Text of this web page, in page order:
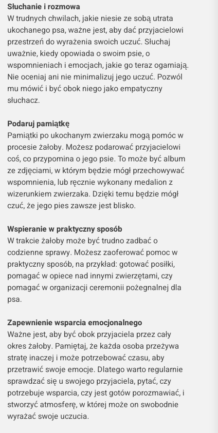
Słuchanie i rozmowa
W trudnych chwilach, jakie niesie ze sobą utrata
ukochanego psa, ważne jest, aby dać przyjacielowi
przestrzeń do wyrażenia swoich uczuć. Słuchaj
uważnie, kiedy opowiada o swoim psie, o
wspomnieniach i emocjach, jakie go teraz ogarniają.
Nie oceniaj ani nie minimalizuj jego uczuć. Pozwól
mu mówić i być obok niego jako empatyczny
słuchacz.
Podaruj pamiątkę
Pamiątki po ukochanym zwierzaku mogą pomóc w
procesie żałoby. Możesz podarować przyjacielowi
coś, co przypomina o jego psie. To może być album
ze zdjęciami, w którym będzie mógł przechowywać
wspomnienia, lub ręcznie wykonany medalion z
wizerunkiem zwierzaka. Dzięki temu będzie mógł
czuć, że jego pies zawsze jest blisko.
Wspieranie w praktyczny sposób
W trakcie żałoby może być trudno zadbać o
codzienne sprawy. Możesz zaoferować pomoc w
praktyczny sposób, na przykład: gotować posiłki,
pomagać w opiece nad innymi zwierzętami, czy
pomagać w organizacji ceremonii pożegnalnej dla
psa.
Zapewnienie wsparcia emocjonalnego
Ważne jest, aby być obok przyjaciela przez cały
okres żałoby. Pamiętaj, że każda osoba przeżywa
stratę inaczej i może potrzebować czasu, aby
przetrawić swoje emocje. Dlatego warto regularnie
sprawdzać się u swojego przyjaciela, pytać, czy
potrzebuje wsparcia, czy jest gotów porozmawiać, i
stworzyć atmosferę, w której może on swobodnie
wyrażać swoje uczucia.